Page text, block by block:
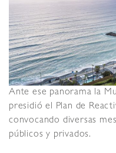
Ante ese panorama la
presidió el Plan de
convocando diversas
públicos y privados.